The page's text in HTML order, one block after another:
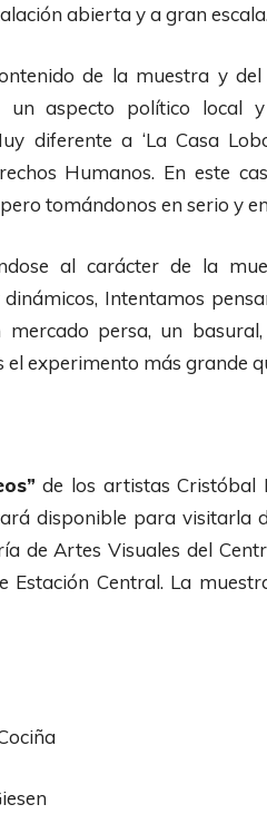
abierta y a gran escala.
de la muestra y
un aspecto político local
diferente a ‘La Casa
Humanos. En este
tomándonos en serio y
al carácter de la
dinámicos, Intentamos
mercado persa, un
el experimento más grande
de los artistas Cristóbal
disponible para visitarla
de Artes Visuales del
Estación Central. La